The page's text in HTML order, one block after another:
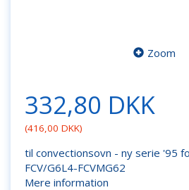
Zoom
332,80 DKK
(416,00 DKK)
til convectionsovn - ny serie '95
FCV/G6L4-FCVMG62
Mere information